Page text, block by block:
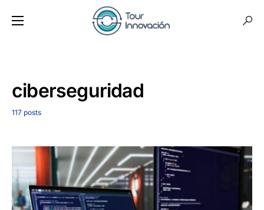
ciberseguridad
117 posts